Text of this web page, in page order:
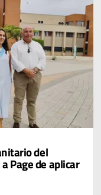
del
Page de aplicar